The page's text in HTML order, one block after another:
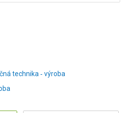
technika ‑ výroba